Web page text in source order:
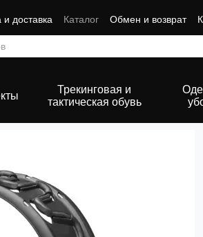
доставка Каталог Обмен и возврат
Трекинговая и
тактическая обувь